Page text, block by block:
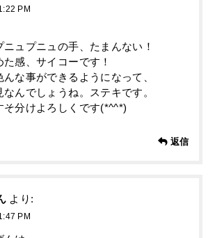
PM
ュプニュの手、たまんない！
感、サイコーです！
な事ができるようになって、
んでしょうね。ステキです。
そ分けよろしくです(*^^*)
返信
より:
PM